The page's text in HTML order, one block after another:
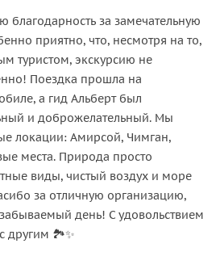
благодарность за замечательную
приятно, что, несмотря на то,
туристом, экскурсию не
Поездка прошла на
а гид Альберт был
и доброжелательный. Мы
локации: Амирсой, Чимган,
места. Природа просто
виды, чистый воздух и море
за отличную организацию,
день! С удовольствием
другим 🏞️✨